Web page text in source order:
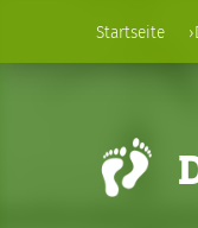
Startseite